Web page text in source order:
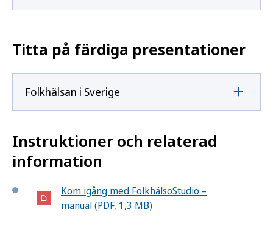
Titta på färdiga presentationer
Folkhälsan i Sverige
Instruktioner och relaterad
information
Kom igång med FolkhälsoStudio –
manual (PDF, 1,3 MB)